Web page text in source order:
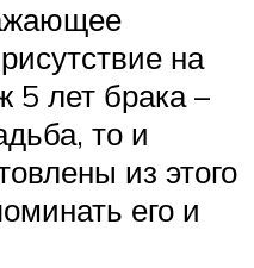
на
5 лет брака –
то и
из этого
его и